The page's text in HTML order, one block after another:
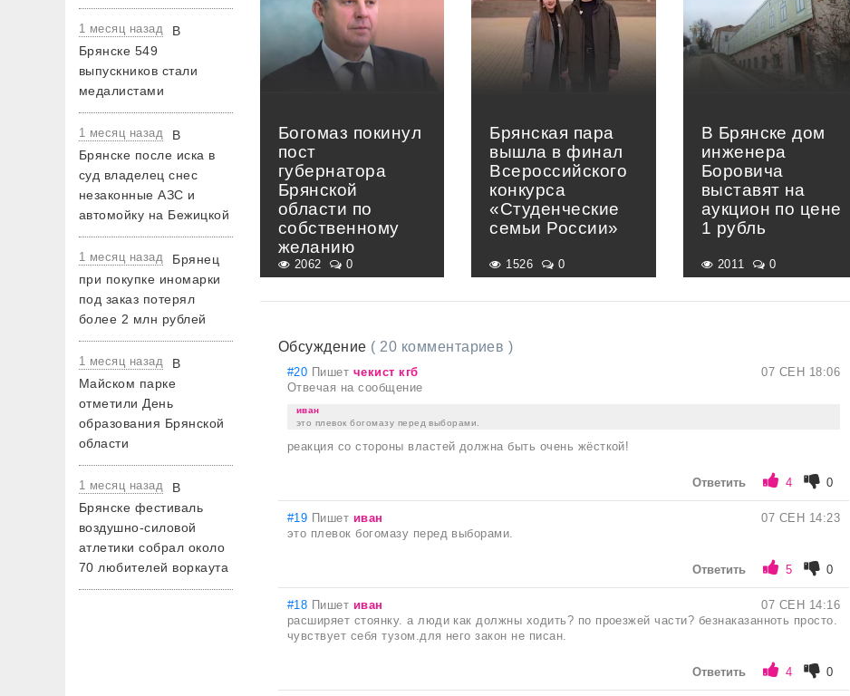
1 месяц назад
В
Брянске 549
выпускников стали
медалистами
1 месяц назад
В
Брянске после иска в
суд владелец снес
незаконные АЗС и
автомойку на Бежицкой
1 месяц назад
Брянец
при покупке иномарки
под заказ потерял
более 2 млн рублей
1 месяц назад
В
Майском парке
отметили День
образования Брянской
области
1 месяц назад
В
Брянске фестиваль
воздушно-силовой
атлетики собрал около
70 любителей воркаута
Богомаз покинул
пост
губернатора
Брянской
области по
собственному
желанию
2062 0
Брянская пара
вышла в финал
Всероссийского
конкурса
«Студенческие
семьи России»
1526 0
В Брянске дом
инженера
Боровича
выставят на
аукцион по цене
1 рубль
2011 0
Обсуждение ( 20 комментариев )
#20 Пишет чекист кгб
07 СЕН 18:06
Отвечая на сообщение
иван
это плевок богомазу перед выборами.
реакция со стороны властей должна быть очень жёсткой!
Ответить 4 0
#19 Пишет иван
07 СЕН 14:23
это плевок богомазу перед выборами.
Ответить 5 0
#18 Пишет иван
07 СЕН 14:16
расширяет стоянку. а люди как должны ходить? по проезжей части? безнаказанноть просто.
чувствует себя тузом.для него закон не писан.
Ответить 4 0